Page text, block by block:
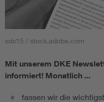
sdx15 / stock.adobe.com
Mit unserem DKE
informiert! Monatlich ...
fassen wir die